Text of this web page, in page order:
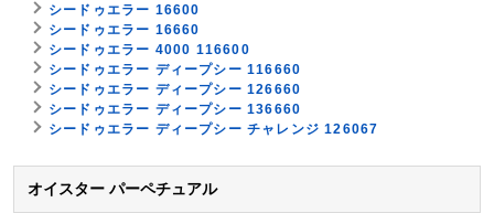
シードゥエラー 16600
シードゥエラー 16660
シードゥエラー 4000 116600
シードゥエラー ディープシー 116660
シードゥエラー ディープシー 126660
シードゥエラー ディープシー 136660
シードゥエラー ディープシー チャレンジ 126067
オイスター パーペチュアル